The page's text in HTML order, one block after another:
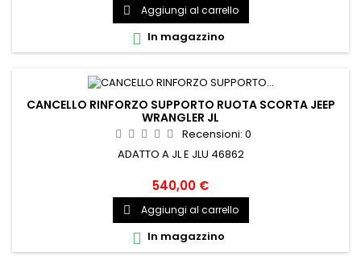
 Aggiungi al carrello
 In magazzino
CANCELLO RINFORZO SUPPORTO RUOTA SCORTA JEEP
WRANGLER JL
Recensioni: 0
ADATTO A JL E JLU 46862
540,00 €
 Aggiungi al carrello
 In magazzino